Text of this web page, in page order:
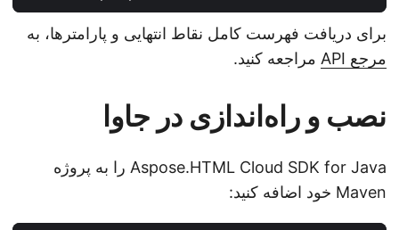
برای دریافت فهرست کامل نقاط انتهایی و پارامترها، به
مرجع API
مراجعه کنید.
نصب و راه‌اندازی در جاوا
Aspose.HTML Cloud SDK for Java را به پروژه
Maven خود اضافه کنید: